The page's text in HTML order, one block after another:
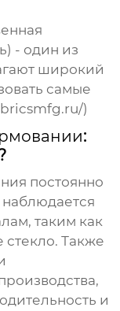
- один из
широкий
самые
)
:
постоянно
таким как
Также
и